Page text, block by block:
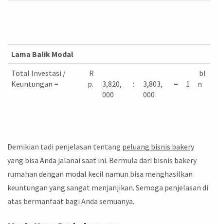
Lama Balik Modal
Total Investasi /
Keuntungan =
R
p.
3,820,
000
:
3,803,
000
= 1
bl
n
Demikian tadi penjelasan tentang peluang bisnis bakery
yang bisa Anda jalanai saat ini. Bermula dari bisnis bakery
rumahan dengan modal kecil namun bisa menghasilkan
keuntungan yang sangat menjanjikan. Semoga penjelasan di
atas bermanfaat bagi Anda semuanya.